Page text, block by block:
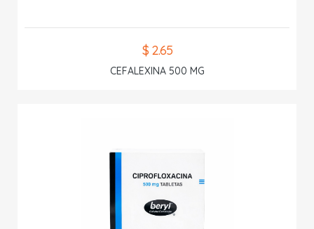
$ 2.65
CEFALEXINA 500 MG